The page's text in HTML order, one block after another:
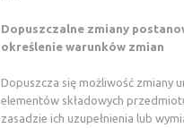
Dopuszczalne zmiany
określenie warunków zmian
Dopuszcza się możliwość zmiany
elementów składowych
zasadzie ich uzupełnienia lub